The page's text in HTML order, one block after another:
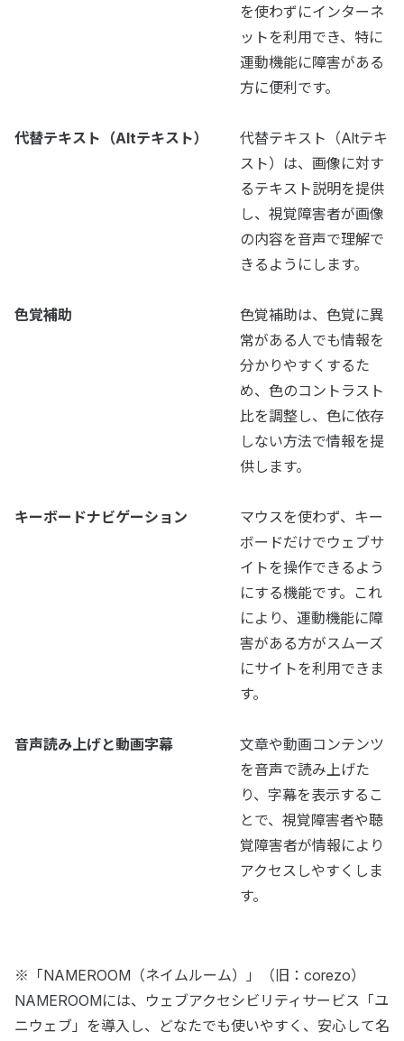
を使わずにインターネ
ットを利用でき、特に
運動機能に障害がある
方に便利です。
代替テキスト（Altテキスト）
代替テキスト（Altテキ
スト）は、画像に対す
るテキスト説明を提供
し、視覚障害者が画像
の内容を音声で理解で
きるようにします。
色覚補助
色覚補助は、色覚に異
常がある人でも情報を
分かりやすくするた
め、色のコントラスト
比を調整し、色に依存
しない方法で情報を提
供します。
キーボードナビゲーション
マウスを使わず、キー
ボードだけでウェブサ
イトを操作できるよう
にする機能です。これ
により、運動機能に障
害がある方がスムーズ
にサイトを利用できま
す。
音声読み上げと動画字幕
文章や動画コンテンツ
を音声で読み上げた
り、字幕を表示するこ
とで、視覚障害者や聴
覚障害者が情報により
アクセスしやすくしま
す。
※「NAMEROOM（ネイムルーム）」（旧：corezo）
NAMEROOMには、ウェブアクセシビリティサービス「ユ
ニウェブ」を導入し、どなたでも使いやすく、安心して名